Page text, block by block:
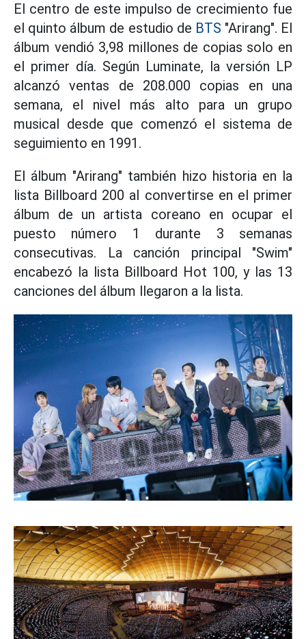
El centro de este impulso de crecimiento fue
el quinto álbum de estudio de BTS "Arirang". El
álbum vendió 3,98 millones de copias solo en
el primer día. Según Luminate, la versión LP
alcanzó ventas de 208.000 copias en una
semana, el nivel más alto para un grupo
musical desde que comenzó el sistema de
seguimiento en 1991.
El álbum "Arirang" también hizo historia en la
lista Billboard 200 al convertirse en el primer
álbum de un artista coreano en ocupar el
puesto número 1 durante 3 semanas
consecutivas. La canción principal "Swim"
encabezó la lista Billboard Hot 100, y las 13
canciones del álbum llegaron a la lista.